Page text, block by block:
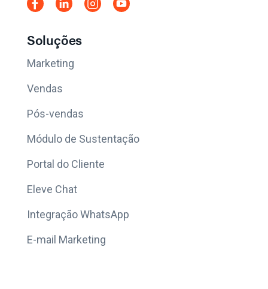
Soluções
Marketing
Vendas
Pós-vendas
Módulo de Sustentação
Portal do Cliente
Eleve Chat
Integração WhatsApp
E-mail Marketing